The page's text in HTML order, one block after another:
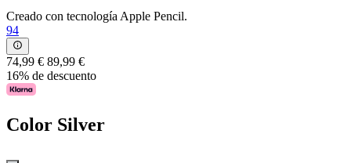
Creado con tecnología Apple Pencil.
94
74,99 € 89,99 €
16% de descuento
Color Silver